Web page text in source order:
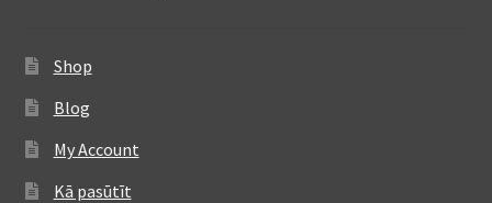
Shop
Blog
My Account
Kā pasūtīt